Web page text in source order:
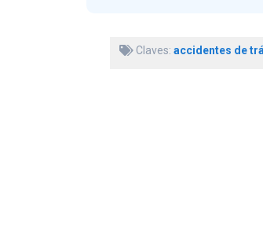
Claves: accidentes de